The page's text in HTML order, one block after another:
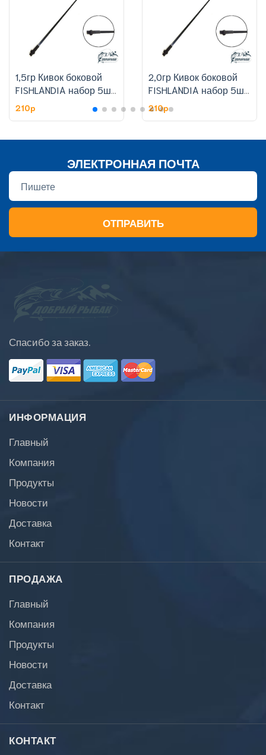
1,5гр Кивок боковой
FISHLANDIA набор 5шт,
цена за штуку
210p
2,0гр Кивок боковой
FISHLANDIA набор 5шт,
цена за штуку
210p
ЭЛЕКТРОННАЯ ПОЧТА
ОТПРАВИТЬ
Спасибо за заказ.
ИНФОРМАЦИЯ
Главный
Компания
Продукты
Новости
Доставка
Контакт
ПРОДАЖА
Главный
Компания
Продукты
Новости
Доставка
Контакт
КОНТАКТ